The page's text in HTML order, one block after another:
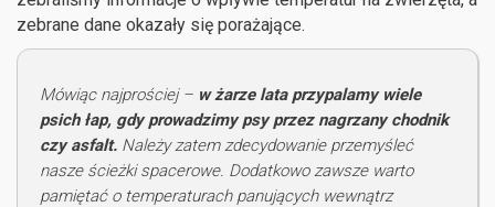
zebrane dane okazały się porażające.
Mówiąc najprościej – w żarze lata przypalamy wiele
psich łap, gdy prowadzimy psy przez nagrzany chodnik
czy asfalt. Należy zatem zdecydowanie przemyśleć
nasze ścieżki spacerowe. Dodatkowo zawsze warto
pamiętać o temperaturach panujących wewnątrz